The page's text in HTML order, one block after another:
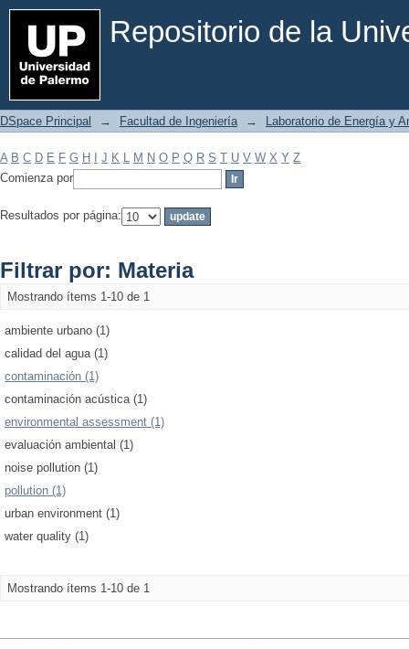
Repositorio de la
Filtrar por: Materia
DSpace Principal → Facultad de Ingeniería → Laboratorio de Energía y
A B C D E F G H J K L M N O P Q R S T U V W X Y Z
Comienza por
Resultados por página:
Filtrar por: Materia
Mostrando ítems 1-10 de 1
ambiente urbano (1)
calidad del agua (1)
contaminación (1)
contaminación acústica (1)
environmental assessment (1)
evaluación ambiental (1)
noise pollution (1)
pollution (1)
urban environment (1)
water quality (1)
Mostrando ítems 1-10 de 1